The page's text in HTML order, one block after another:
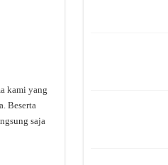
kami yang
Beserta
saja